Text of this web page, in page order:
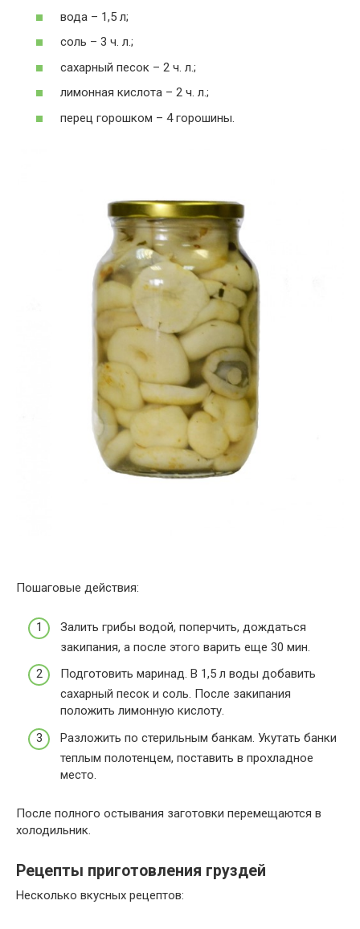
вода – 1,5 л;
соль – 3 ч. л.;
сахарный песок – 2 ч. л.;
лимонная кислота – 2 ч. л.;
перец горошком – 4 горошины.
Пошаговые действия:
Залить грибы водой, поперчить, дождаться
закипания, а после этого варить еще 30 мин.
Подготовить маринад. В 1,5 л воды добавить
сахарный песок и соль. После закипания
положить лимонную кислоту.
Разложить по стерильным банкам. Укутать банки
теплым полотенцем, поставить в прохладное
место.
После полного остывания заготовки перемещаются в
холодильник.
Рецепты приготовления груздей
Несколько вкусных рецептов: